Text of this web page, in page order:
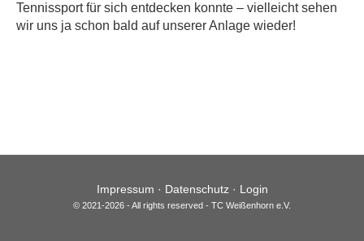
Tennissport für sich entdecken konnte – vielleicht sehen
wir uns ja schon bald auf unserer Anlage wieder!
Impressum · Datenschutz· Login
© 2021-2026 - All rights reserved - TC Weißenhorn e.V.